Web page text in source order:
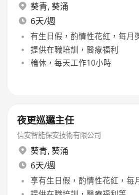
葵青, 葵涌
6天/週
有生日假，酌情性花紅，每月
提供在職培訓，醫療福利
輪休，每天工作10小時
夜更巡邏主任
信安智能保安技術有限公司
葵青, 葵涌
6天/週
享有生日假，酌情性花紅，每